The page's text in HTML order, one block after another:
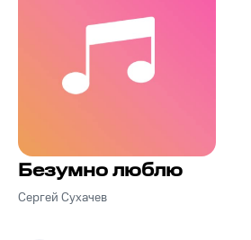
Безумно люблю
Сергей Сухачев